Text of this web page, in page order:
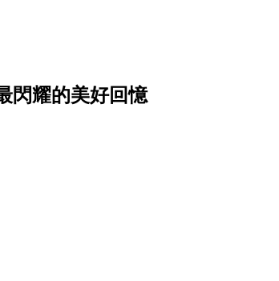
閃耀的美好回憶